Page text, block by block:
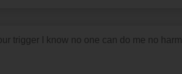
trigger I know no one can do me no harm